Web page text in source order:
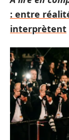
: entre
interprètent